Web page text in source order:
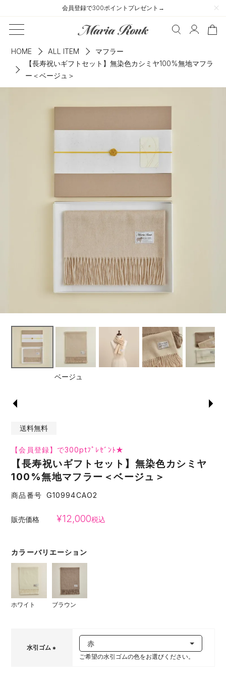
会員登録で300ポイントプレゼント→
HOME ALL ITEM
マフラー
【長寿祝いギフトセット】無染色カシミヤ100%無地マフラ
ー＜ベージュ＞
ベージュ
送料無料
【会員登録】で300ptﾌﾟﾚｾﾞﾝﾄ★
【長寿祝いギフトセット】無染色カシミヤ
100%無地マフラー＜ベージュ＞
商品番号 G10994CAO2
販売価格 ¥12,000税込
カラーバリエーション
ホワイト ブラウン
水引ゴム
ご希望の水引ゴムの色をお選びください。